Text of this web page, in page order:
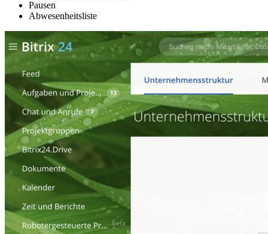
Pausen
Abwesenheitsliste